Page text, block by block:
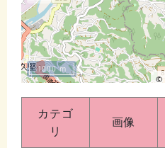
©
1000 m
カテゴ
リ
画像